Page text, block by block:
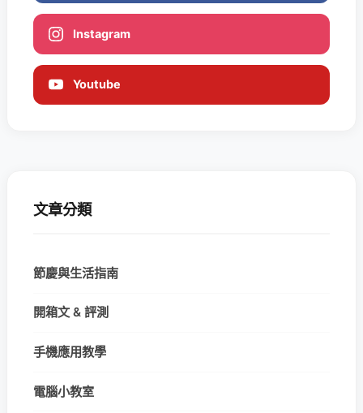
Instagram
Youtube
文章分類
節慶與生活指南
開箱文 & 評測
手機應用教學
電腦小教室